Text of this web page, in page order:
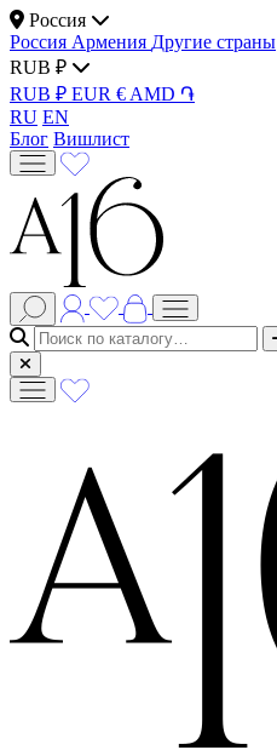
Россия
Россия Армения Другие страны
RUB ₽
RUB ₽ EUR € AMD ֏
RU EN
Блог Вишлист